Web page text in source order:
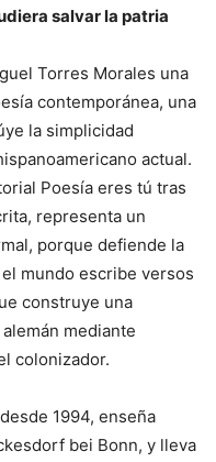
salvar la patria
Torres Morales una
contemporánea, una
la simplicidad
actual.
Poesía eres tú tras
representa un
porque defiende la
mundo escribe versos
construye una
mediante
colonizador.
1994, enseña
bei Bonn, y lleva